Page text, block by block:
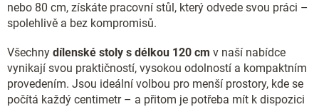
nebo 80 cm, získáte pracovní stůl, který odvede svou práci –
spolehlivě a bez kompromisů.
Všechny dílenské stoly s délkou 120 cm v naší nabídce
vynikají svou praktičností, vysokou odolností a kompaktním
provedením. Jsou ideální volbou pro menší prostory, kde se
počítá každý centimetr – a přitom je potřeba mít k dispozici